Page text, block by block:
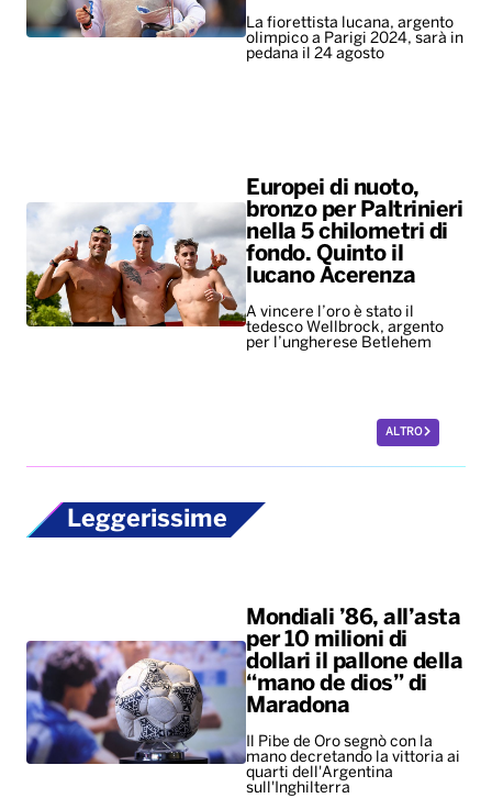
La fiorettista lucana, argento
olimpico a Parigi 2024, sarà in
pedana il 24 agosto
Europei di nuoto,
bronzo per Paltrinieri
nella 5 chilometri di
fondo. Quinto il
lucano Acerenza
A vincere l’oro è stato il
tedesco Wellbrock, argento
per l’ungherese Betlehem
ALTRO
Leggerissime
Mondiali ’86, all’asta
per 10 milioni di
dollari il pallone della
“mano de dios” di
Maradona
Il Pibe de Oro segnò con la
mano decretando la vittoria ai
quarti dell'Argentina
sull'Inghilterra